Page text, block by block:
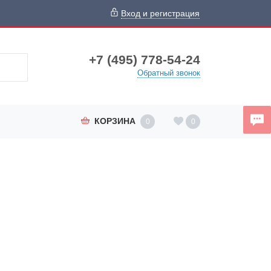
Вход и регистрация
+7 (495) 778-54-24
Обратный звонок
КОРЗИНА 0 0